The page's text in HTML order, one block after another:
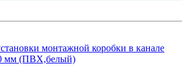
монтажной коробки в канале
мм (ПВХ,белый)